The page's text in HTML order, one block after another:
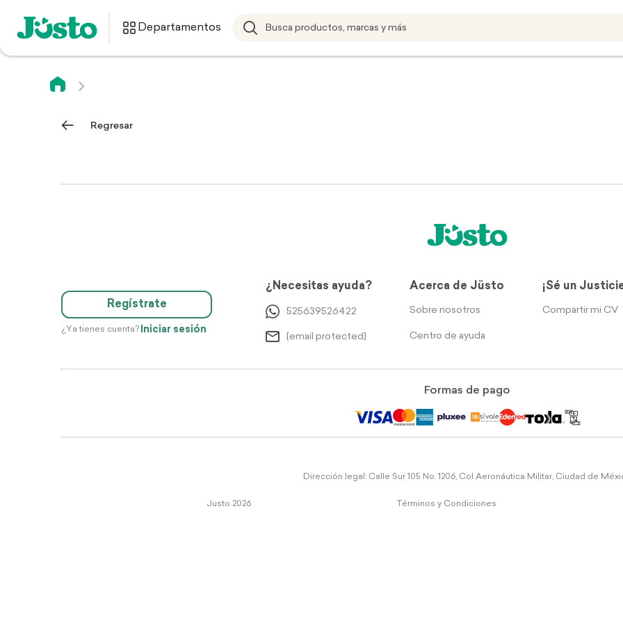
Departamentos
Regresar
Regístrate
¿Ya tienes cuenta? Iniciar sesión
¿Necesitas ayuda?
525639526422
[email protected]
Acerca de Jüsto
Sobre nosotros
Centro de ayuda
¡Sé un
Compartir mi CV
Formas de pago
Dirección legal: Calle Sur 105 No. 1206, Col Aeronáutica Militar, Ciudad de
Justo 2026 Términos y Condiciones